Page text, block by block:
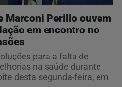
Marconi Perillo ouvem
em encontro no
para a falta de
na saúde durante
desta segunda-feira, em